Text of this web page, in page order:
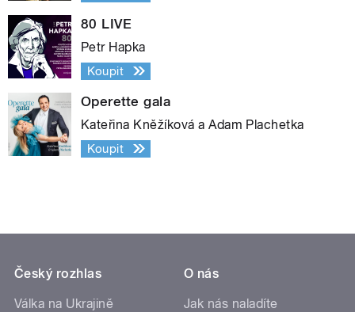
80 LIVE
Petr Hapka
Koupit
Operette gala
Kateřina Kněžíková a Adam Plachetka
Koupit
Český rozhlas
Válka na Ukrajině
O nás
Jak nás naladíte